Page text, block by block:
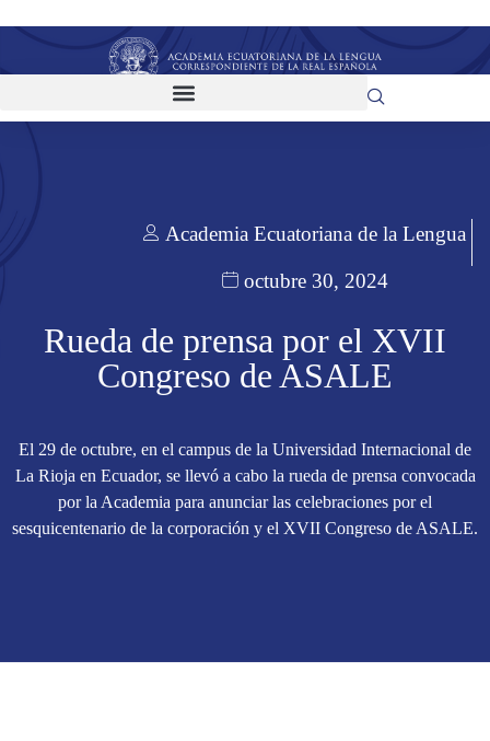
Academia Ecuatoriana de la Lengua
octubre 30, 2024
Rueda de prensa por el XVII
Congreso de ASALE
El 29 de octubre, en el campus de la Universidad Internacional de
La Rioja en Ecuador, se llevó a cabo la rueda de prensa convocada
por la Academia para anunciar las celebraciones por el
sesquicentenario de la corporación y el XVII Congreso de ASALE.